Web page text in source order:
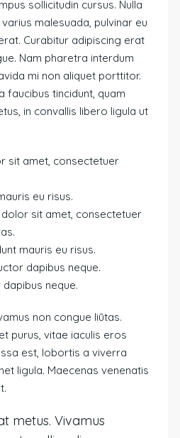
sollicitudin cursus. Nulla
malesuada, pulvinar eu
Curabitur adipiscing erat
Nam pharetra interdum
mi non aliquet porttitor.
faucibus tincidunt, quam
in convallis libero ligula ut
sit amet, consectetuer
eu risus.
sit amet, consectetuer
mauris eu risus.
dapibus neque.
neque.
non congue liūtas.
purus, vitae iaculis eros
est, lobortis a viverra
ligula. Maecenas venenatis
metus. Vivamus